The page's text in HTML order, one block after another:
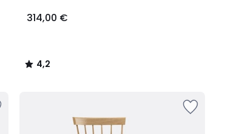
314,00 €
4,2
/